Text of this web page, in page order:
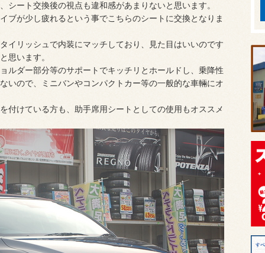
シート交換後の視点も違和感があまりないと思います。
ブが少し疲れるという事でこちらのシートに交換となりま
イリッシュで内装にマッチしており、見た目はいいのです
思います。
ルダー部分等のサポートでキッチリとホールドし、乗降性
いので、ミニバンやコンパクトカー等の一般的な車輛にオ
付けている方も、助手席用シートとしての使用もオススメ